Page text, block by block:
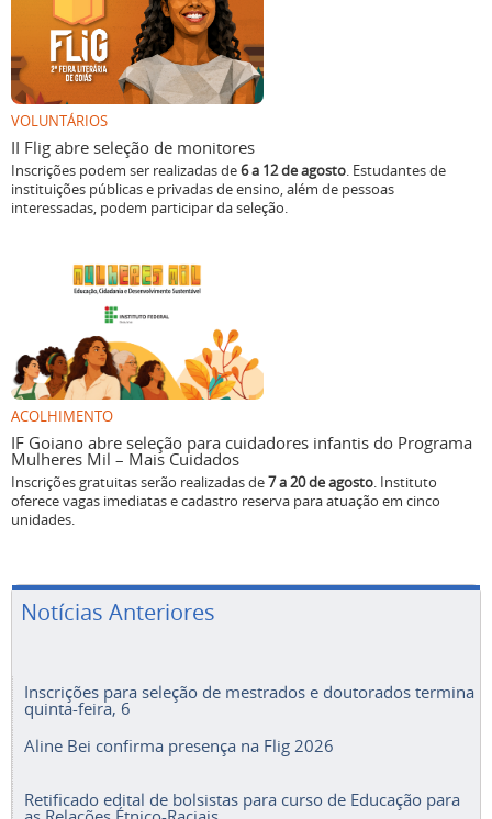
VOLUNTÁRIOS
II Flig abre seleção de monitores
Inscrições podem ser realizadas de6 a 12 de agosto. Estudantes de
instituições públicas e privadas de ensino, além de pessoas
interessadas, podem participar da seleção.
ACOLHIMENTO
IF Goiano abre seleção para cuidadores infantis do Programa
Mulheres Mil – Mais Cuidados
Inscrições gratuitas serão realizadas de7 a 20 de agosto. Instituto
oferece vagas imediatas e cadastro reserva para atuação em cinco
unidades.
Notícias Anteriores
Inscrições para seleção de mestrados e doutorados termina
quinta-feira, 6
Aline Bei confirma presença na Flig 2026
Retificado edital de bolsistas para curso de Educação para